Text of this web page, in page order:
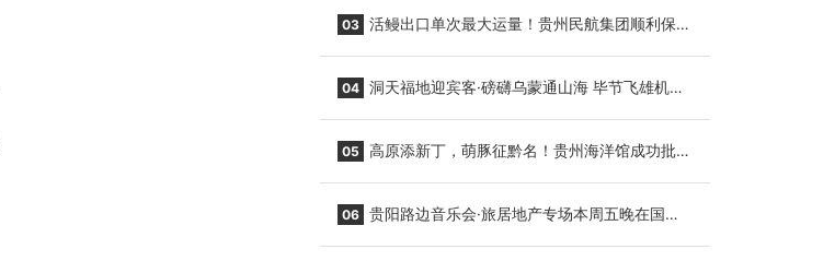
03 活鳗出口单次最大运量！贵州民航集团顺利保障
04 洞天福地迎宾客·磅礴乌蒙通山海 毕节飞雄机场
05 高原添新丁，萌豚征黔名！贵州海洋馆成功批量
06 贵阳路边音乐会·旅居地产专场本周五晚在国际